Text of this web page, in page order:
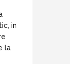
in
la